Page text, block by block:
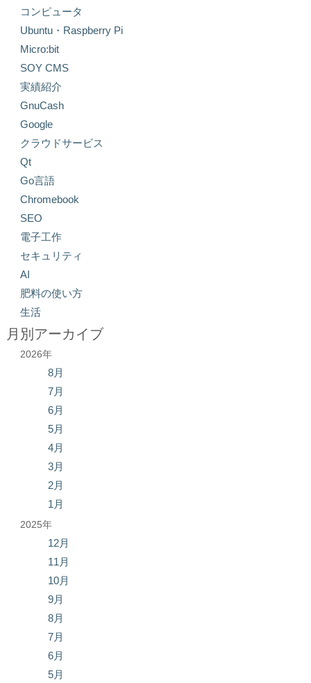
コンピュータ
Ubuntu・Raspberry Pi
Micro:bit
SOY CMS
実績紹介
GnuCash
Google
クラウドサービス
Qt
Go言語
Chromebook
SEO
電子工作
セキュリティ
AI
肥料の使い方
生活
月別アーカイブ
2026年
8月
7月
6月
5月
4月
3月
2月
1月
2025年
12月
11月
10月
9月
8月
7月
6月
5月